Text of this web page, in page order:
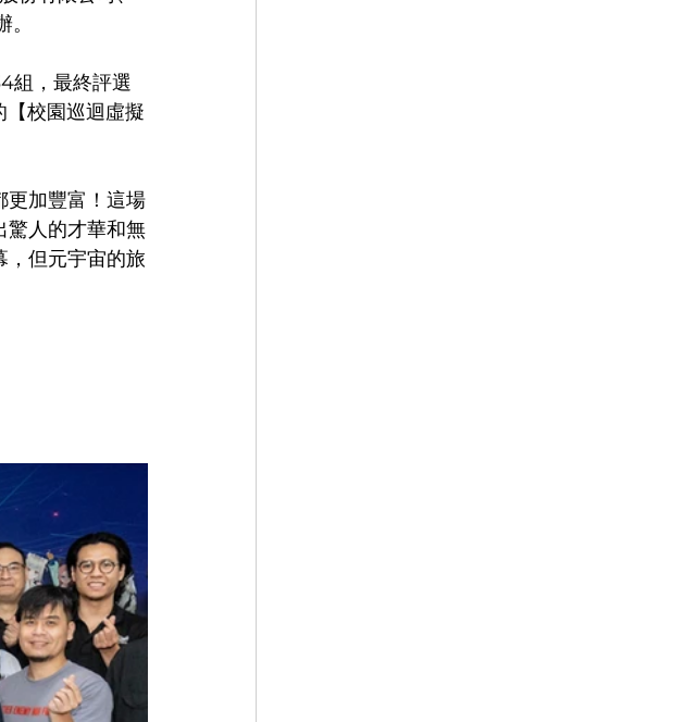
組，最終評選
校園巡迴虛擬
加豐富！ 這場
驚人的才華和無
，但元宇宙的旅